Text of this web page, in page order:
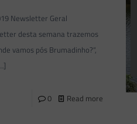
Newsletter Geral
desta semana trazemos
vamos pós Brumadinho?“,
0
Read more